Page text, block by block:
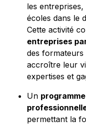
les
écoles dans le
Cette activité
entreprises
des formateurs
accroître leur
expertises et
Un
permettant la